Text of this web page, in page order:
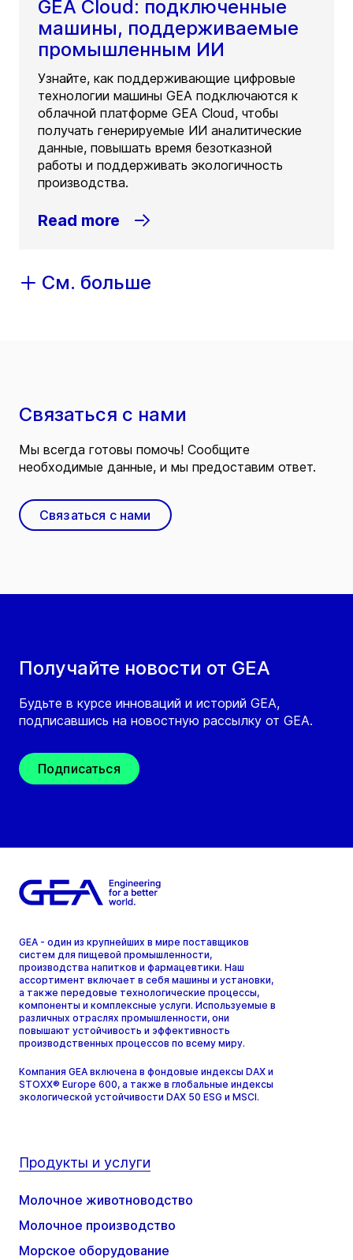
GEA Cloud: подключенные
машины, поддерживаемые
промышленным ИИ
Узнайте, как поддерживающие цифровые
технологии машины GEA подключаются к
облачной платформе GEA Cloud, чтобы
получать генерируемые ИИ аналитические
данные, повышать время безотказной
работы и поддерживать экологичность
производства.
Read more
См. больше
Получайте новости от GEA
Будьте в курсе инноваций и историй GEA,
подписавшись на новостную рассылку от GEA.
Подписаться
Связаться с нами
Мы всегда готовы помочь! Сообщите
необходимые данные, и мы предоставим ответ.
Связаться с нами
GEA - один из крупнейших в мире поставщиков
систем для пищевой промышленности,
производства напитков и фармацевтики. Наш
ассортимент включает в себя машины и установки,
а также передовые технологические процессы,
компоненты и комплексные услуги. Используемые в
различных отраслях промышленности, они
повышают устойчивость и эффективность
производственных процессов по всему миру.
Компания GEA включена в фондовые индексы DAX и
STOXX® Europe 600, а также в глобальные индексы
экологической устойчивости DAX 50 ESG и MSCI.
Продукты и услуги
Молочное животноводство
Молочное производство
Морское оборудование